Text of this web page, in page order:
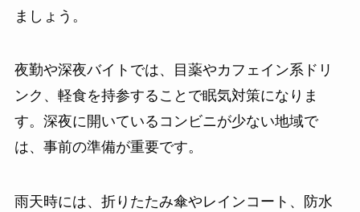
ましょう。
夜勤や深夜バイトでは、目薬やカフェイン系ドリ
ンク、軽食を持参することで眠気対策になりま
す。深夜に開いているコンビニが少ない地域で
は、事前の準備が重要です。
雨天時には、折りたたみ傘やレインコート、防水